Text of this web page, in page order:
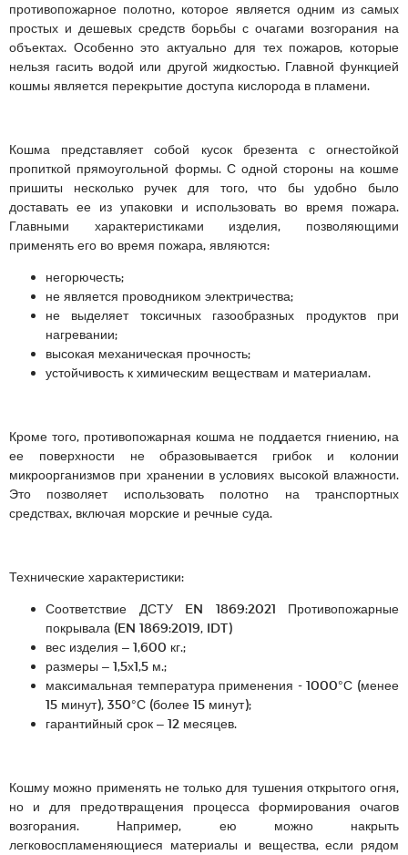
противопожарное полотно, которое является одним из самых
простых и дешевых средств борьбы с очагами возгорания на
объектах. Особенно это актуально для тех пожаров, которые
нельзя гасить водой или другой жидкостью. Главной функцией
кошмы является перекрытие доступа кислорода в пламени.
Кошма представляет собой кусок брезента с огнестойкой
пропиткой прямоугольной формы. С одной стороны на кошме
пришиты несколько ручек для того, что бы удобно было
доставать ее из упаковки и использовать во время пожара.
Главными характеристиками изделия, позволяющими
применять его во время пожара, являются:
негорючесть;
не является проводником электричества;
не выделяет токсичных газообразных продуктов при
нагревании;
высокая механическая прочность;
устойчивость к химическим веществам и материалам.
Кроме того, противопожарная кошма не поддается гниению, на
ее поверхности не образовывается грибок и колонии
микроорганизмов при хранении в условиях высокой влажности.
Это позволяет использовать полотно на транспортных
средствах, включая морские и речные суда.
Технические характеристики:
Соответствие ДСТУ EN 1869:2021 Противопожарные
покрывала (EN 1869:2019, IDT)
вес изделия – 1,600 кг.;
размеры – 1,5х1,5 м.;
максимальная температура применения - 1000°С (менее
15 минут), 350°С (более 15 минут);
гарантийный срок – 12 месяцев.
Кошму можно применять не только для тушения открытого огня,
но и для предотвращения процесса формирования очагов
возгорания. Например, ею можно накрыть
легковоспламеняющиеся материалы и вещества, если рядом